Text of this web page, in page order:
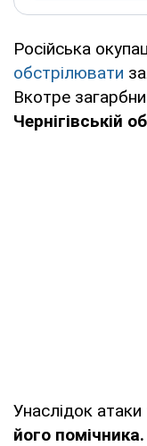
Російська
обстрілювати
Вкотре
Чернігівській
Унаслідок атаки
його помічника.